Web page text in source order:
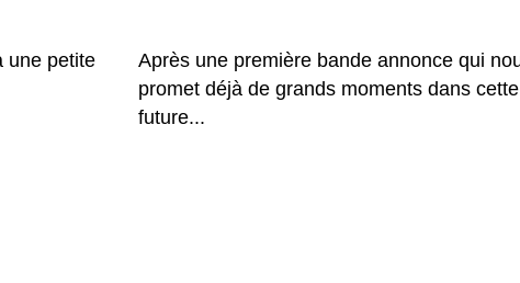
Après une première bande annonce qui nous
promet déjà de grands moments dans cette
future...